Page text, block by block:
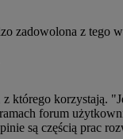
zadowolona z tego
którego
forum
są częścią prac